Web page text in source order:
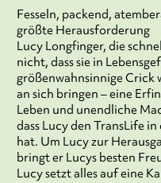
Fesseln, packend,
größte Herausforderung
Lucy Longfinger, die
nicht, dass sie in
größenwahnsinnige Crick
an sich bringen – eine
Leben und unendliche
dass Lucy den TransLife
hat. Um Lucy zur
bringt er Lucys besten
Lucy setzt alles auf eine